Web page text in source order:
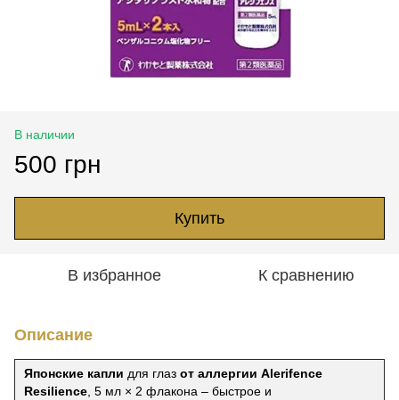
В наличии
500 грн
Купить
В избранное К сравнению
Описание
Японские капли для глаз от аллергии Alerifence
Resilience , 5 мл × 2 флакона – быстрое и